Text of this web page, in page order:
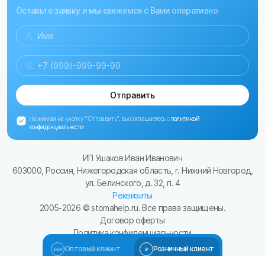
Оставьте заявку и мы свяжемся с Вами оперативно
Отправить
Нажимая на кнопку "Отправить", вы соглашаетесь с политикой
конфиденциальности
ИП Ушаков Иван Иванович
603000, Россия, Нижегородская область, г. Нижний Новгород,
ул. Белинского, д. 32, п. 4
Реквизиты
2005-2026 © stomahelp.ru. Все права защищены.
Договор оферты
Политика конфиденциальности
Сайт разработал Kulibin-it.ru
Оптовый клиент Розничный клиент